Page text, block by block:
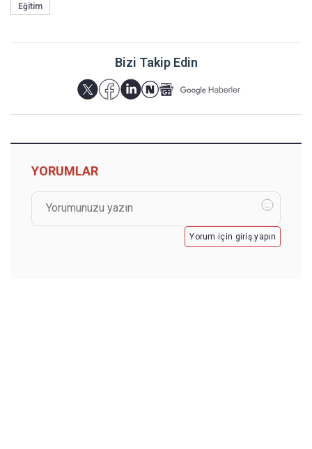
Eğitim
Bizi Takip Edin
YORUMLAR
Yorum için giriş yapın